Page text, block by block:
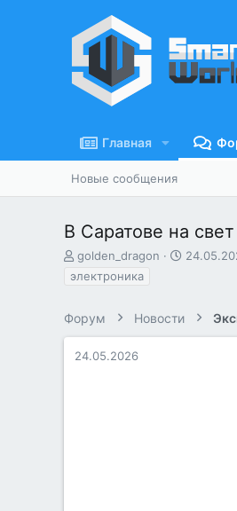
Главная
Новые сообщения
В Саратове на
А
р
т
е
golden_dragon
Д
а
электроника
Форум Новости
24.05.2026